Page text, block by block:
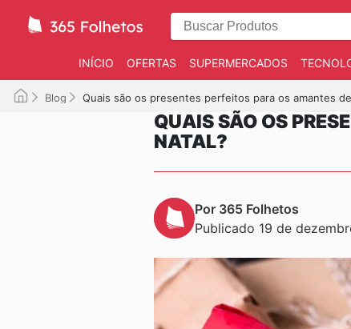
INÍCIO OFERTAS SUPERMERCADOS
Blog Quais são os presentes perfeitos para os amantes
QUAIS SÃO OS
NATAL?
Por 365 Folhetos
Publicado 19 de